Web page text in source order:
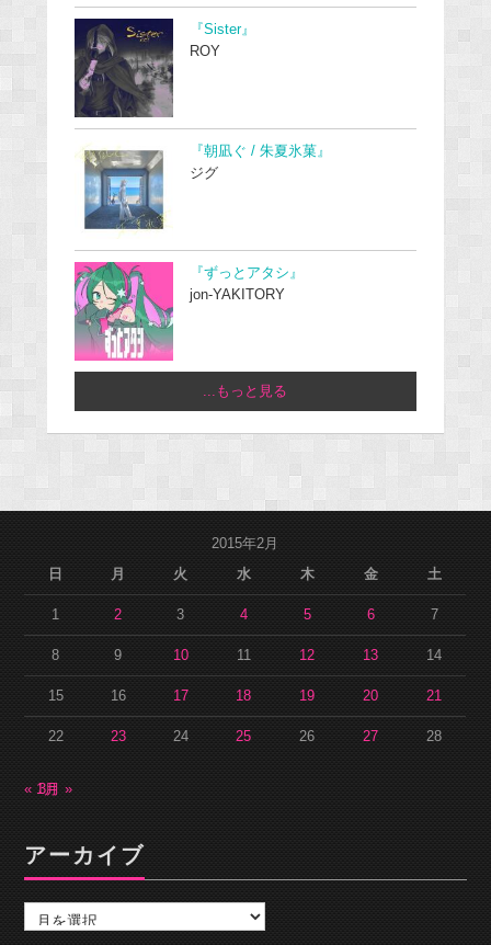
『Sister』
ROY
『朝凪ぐ / 朱夏氷菓』
ジグ
『ずっとアタシ』
jon-YAKITORY
...もっと見る
2015年2月
日
月 火 水 木 金 土
1 2 3 4 5 6 7
8 9 10 11 12 13 14
15 16 17 18 19 20 21
22 23 24 25 26 27 28
« 1月3月 »
アーカイブ
カ